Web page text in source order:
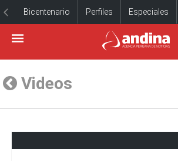
Bicentenario Perfiles Especiales
Videos